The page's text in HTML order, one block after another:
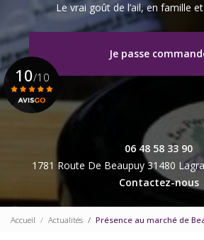
Le vrai goût de l’ail, en famille
Je passe
06 48 58 33 90
1781 Route De Beaupuy31480
Contactez-nous
10/10
Accueil Actualités Présence au marché de